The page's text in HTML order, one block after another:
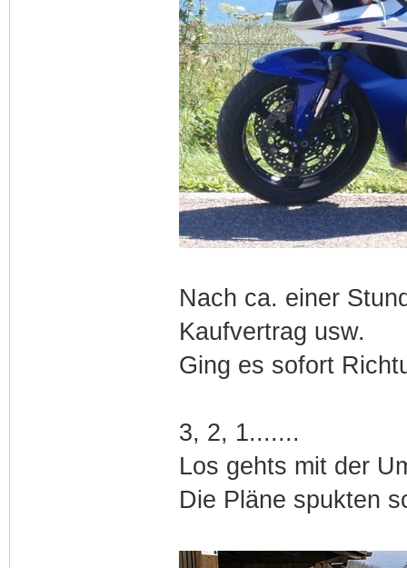
Nach ca. einer
Kaufvertrag usw.
Ging es sofort
3, 2, 1.......
Los gehts mit der
Die Pläne spukten